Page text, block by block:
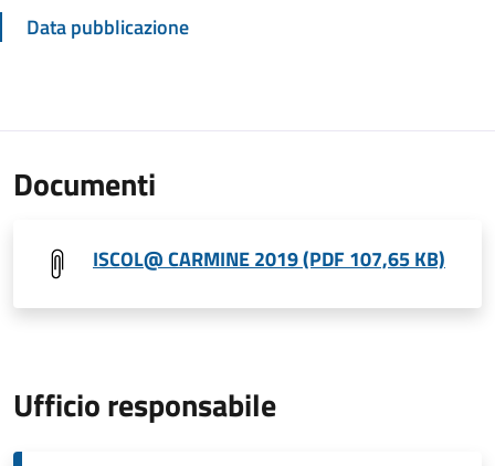
Data pubblicazione
Documenti
ISCOL@ CARMINE 2019 (PDF 107,65 KB)
Ufficio responsabile